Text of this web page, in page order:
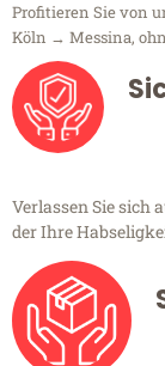
Profitieren Sie von
Köln → Messina,
Verlassen Sie sich
der Ihre